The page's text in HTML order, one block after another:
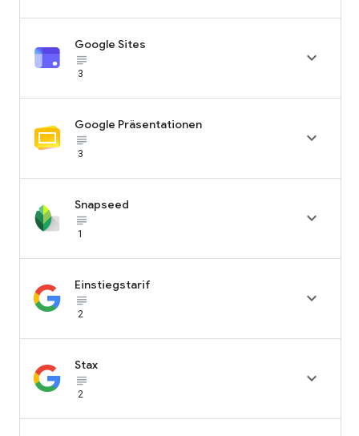
Google Sites
subject_black
3

Google Präsentationen
subject_black
3

Snapseed
subject_black
1

Einstiegstarif
subject_black
2

Stax
subject_black
2
